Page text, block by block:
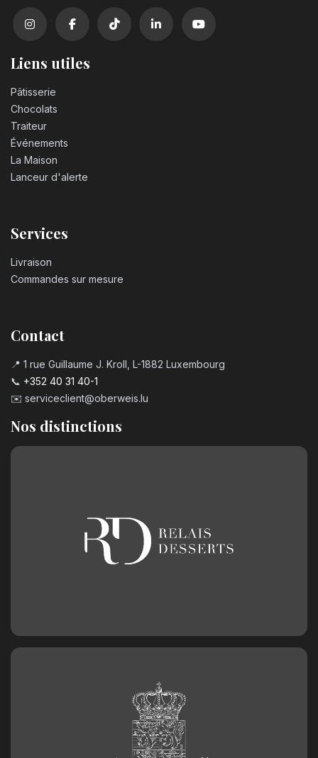
Liens utiles
Pâtisserie
Chocolats
Traiteur
Événements
La Maison
Lanceur d'alerte
Services
Livraison
Commandes sur mesure
Contact
📍 1 rue Guillaume J. Kroll, L-1882 Luxembourg
📞 +352 40 31 40-1
✉️ serviceclient@oberweis.lu
Nos distinctions